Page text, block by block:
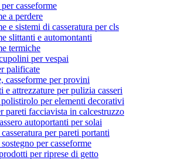
casseforme
a perdere
e sistemi di casseratura per cls
slittanti e automontanti
termiche
per vespai
palificate
casseforme per provini
e attrezzature per pulizia casseri
per elementi decorativi
pareti facciavista in calcestruzzo
autoportanti per solai
per pareti portanti
per casseforme
per riprese di getto